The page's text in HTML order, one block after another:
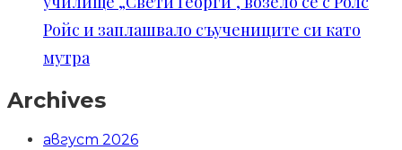
Ройс и заплашвало съучениците си като
мутра
Archives
август 2026